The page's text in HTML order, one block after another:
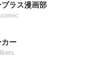
ラス漫画部
カー